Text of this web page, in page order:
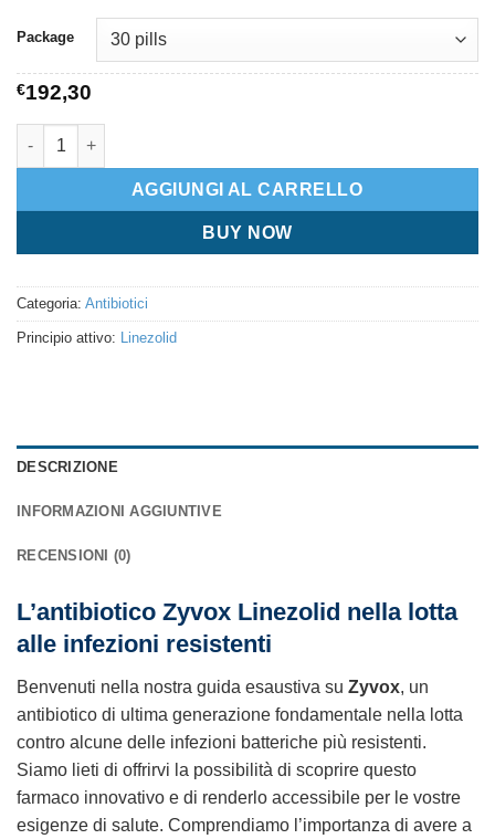
Package
€192,30
Zyvox quantità
AGGIUNGI AL CARRELLO
BUY NOW
Categoria: Antibiotici
Principio attivo: Linezolid
DESCRIZIONE
INFORMAZIONI AGGIUNTIVE
RECENSIONI (0)
L’antibiotico Zyvox Linezolid nella lotta
alle infezioni resistenti
Benvenuti nella nostra guida esaustiva su Zyvox, un
antibiotico di ultima generazione fondamentale nella lotta
contro alcune delle infezioni batteriche più resistenti.
Siamo lieti di offrirvi la possibilità di scoprire questo
farmaco innovativo e di renderlo accessibile per le vostre
esigenze di salute. Comprendiamo l’importanza di avere a